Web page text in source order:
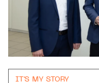
IT'S MY STORY